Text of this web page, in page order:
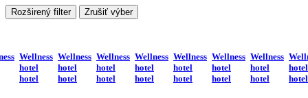
Rozširený filter Zrušiť výber
Wellness
hotel
hotel
Wellness
hotel
hotel
Wellness
hotel
hotel
Wellness
hotel
hotel
Wellness
hotel
hotel
Wellness
hotel
hotel
Wellness
hotel
hotel
hotel
hotel